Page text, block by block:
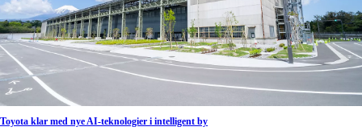
Toyota klar med nye AI-teknologier i intelligent by